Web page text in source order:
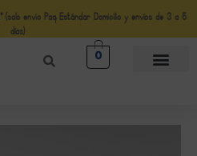
envio Paq Estándar Domicilio y envíos de 3 a 5
días)
0